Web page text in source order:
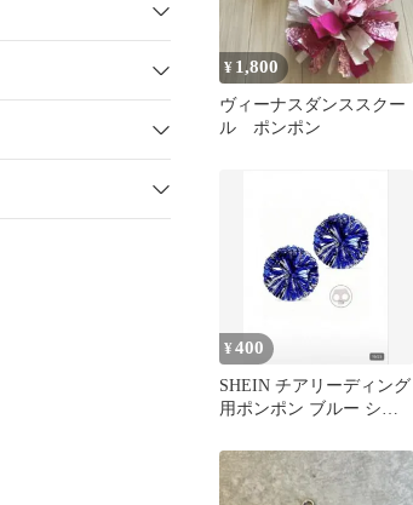
¥ 1,800
ヴィーナスダンススクー
ル ポンポン
¥400
SHEIN チアリーディング
用ポンポン ブルー シル